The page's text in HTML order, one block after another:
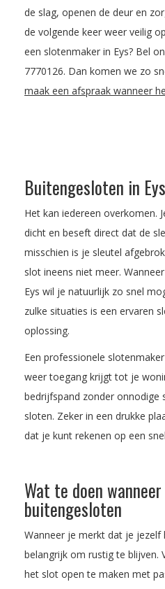
de slag, openen de deur en
de volgende keer weer veilig
een slotenmaker in Eys? Bel
7770126. Dan komen we zo
maak een afspraak wanneer
Buitengesloten in Eys
Het kan iedereen overkomen.
dicht en beseft direct dat de
misschien is je sleutel
slot ineens niet meer.
Eys wil je natuurlijk zo snel
zulke situaties is een ervaren
oplossing.
Een professionele
weer toegang krijgt tot je
bedrijfspand zonder onnodige
sloten. Zeker in een drukke
dat je kunt rekenen op een
Wat te doen
buitengesloten
Wanneer je merkt dat je
belangrijk om rustig te blijven.
het slot open te maken met